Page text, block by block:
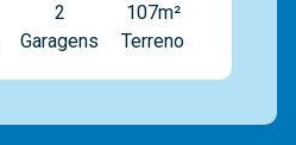
fluxo, com comércios e
com uma vasta
com uma ampla
2
Garagens
107m²
Terreno